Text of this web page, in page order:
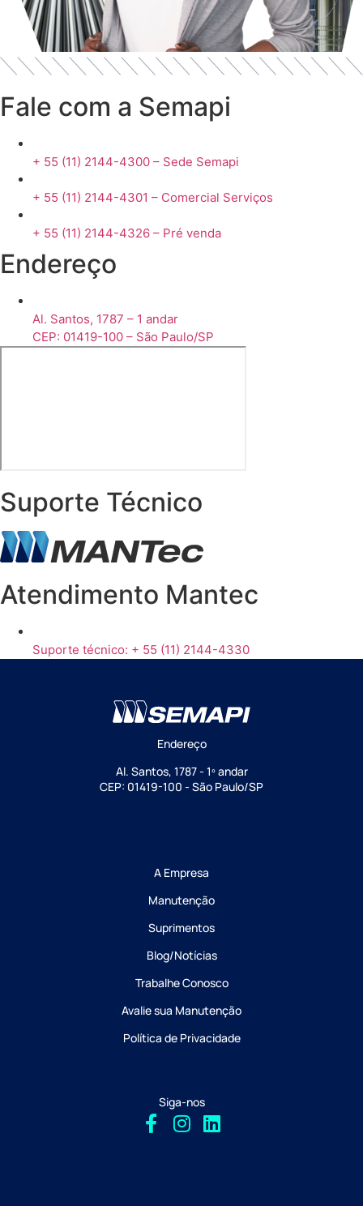
Fale com a Semapi
+ 55 (11) 2144-4300 – Sede Semapi
+ 55 (11) 2144-4301 – Comercial Serviços
+ 55 (11) 2144-4326 – Pré venda
Endereço
Al. Santos, 1787 – 1 andar
CEP: 01419-100 – São Paulo/SP
Suporte Técnico
Atendimento Mantec
Suporte técnico: + 55 (11) 2144-4330
Endereço
Al. Santos, 1787 - 1º andar
CEP: 01419-100 - São Paulo/SP
A Empresa
Manutenção
Suprimentos
Blog/Notícias
Trabalhe Conosco
Avalie sua Manutenção
Política de Privacidade
Siga-nos